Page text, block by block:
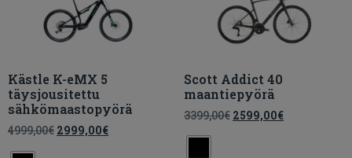
Kästle K-eMX 5
täysjousitettu
sähkömaastopyörä
4999,00€ 2999,00€
Scott Addict 40
maantiepyörä
3399,00€ 2599,00€